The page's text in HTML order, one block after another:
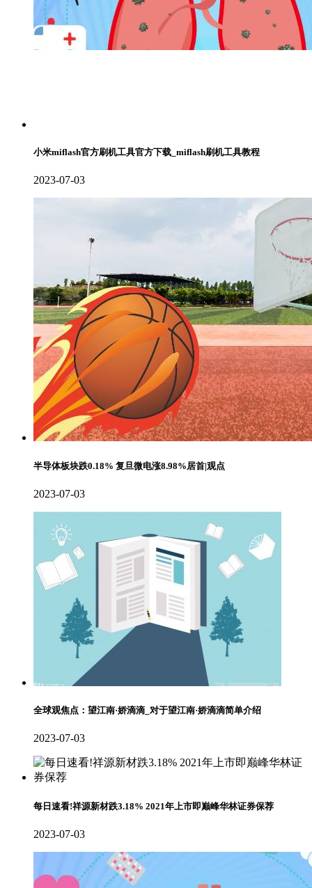
小米miflash官方刷机工具官方下载_miflash刷机工具教程
2023-07-03
半导体板块跌0.18% 复旦微电涨8.98%居首|观点
2023-07-03
全球观焦点：望江南·娇滴滴_对于望江南·娇滴滴简单介绍
2023-07-03
每日速看!祥源新材跌3.18% 2021年上市即巅峰华林证券保荐
2023-07-03